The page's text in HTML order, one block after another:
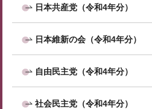
日本共産党（令和4年分）
日本維新の会（令和4年分）
自由民主党（令和4年分）
社会民主党（令和4年分）